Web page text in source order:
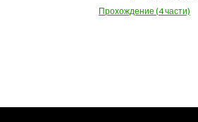
Прохождение (4 части)